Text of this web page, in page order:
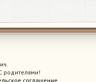
родителями!
соглашение